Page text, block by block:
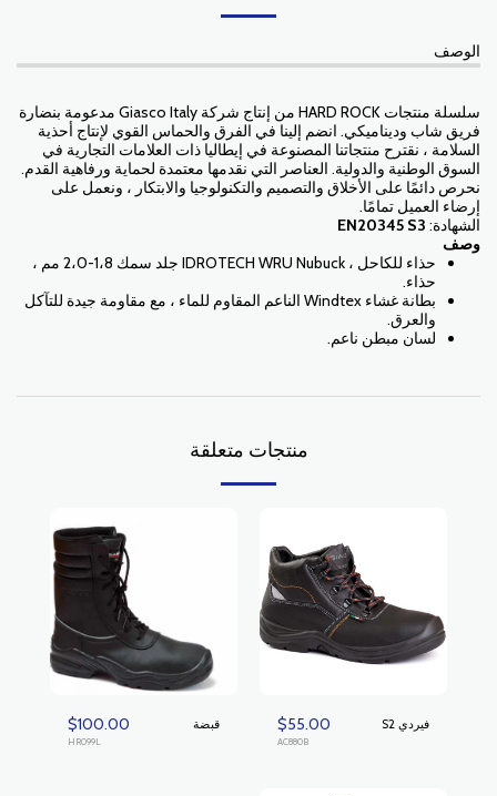
الوصف
سلسلة منتجات HARD ROCK من إنتاج شركة Giasco Italy مدعومة بنضارة
فريق شاب وديناميكي. انضم إلينا في الفرق والحماس القوي لإنتاج أحذية
السلامة ، نقترح منتجاتنا المصنوعة في إيطاليا ذات العلامات التجارية في
السوق الوطنية والدولية. العناصر التي نقدمها معتمدة لحماية ورفاهية القدم.
نحرص دائمًا على الأخلاق والتصميم والتكنولوجيا والابتكار ، ونعمل على
إرضاء العميل تمامًا.
الشهادة: EN20345 S3
وصف
حذاء للكاحل ، IDROTECH WRU Nubuck جلد سمك 1،8-2،0 مم ،
حذاء.
بطانة غشاء Windtex الناعم المقاوم للماء ، مع مقاومة جيدة للتآكل
والعرق.
لسان مبطن ناعم.
منتجات متعلقة
فيردي S2 $55.00
AC880B
قبضة $100.00
HR099L